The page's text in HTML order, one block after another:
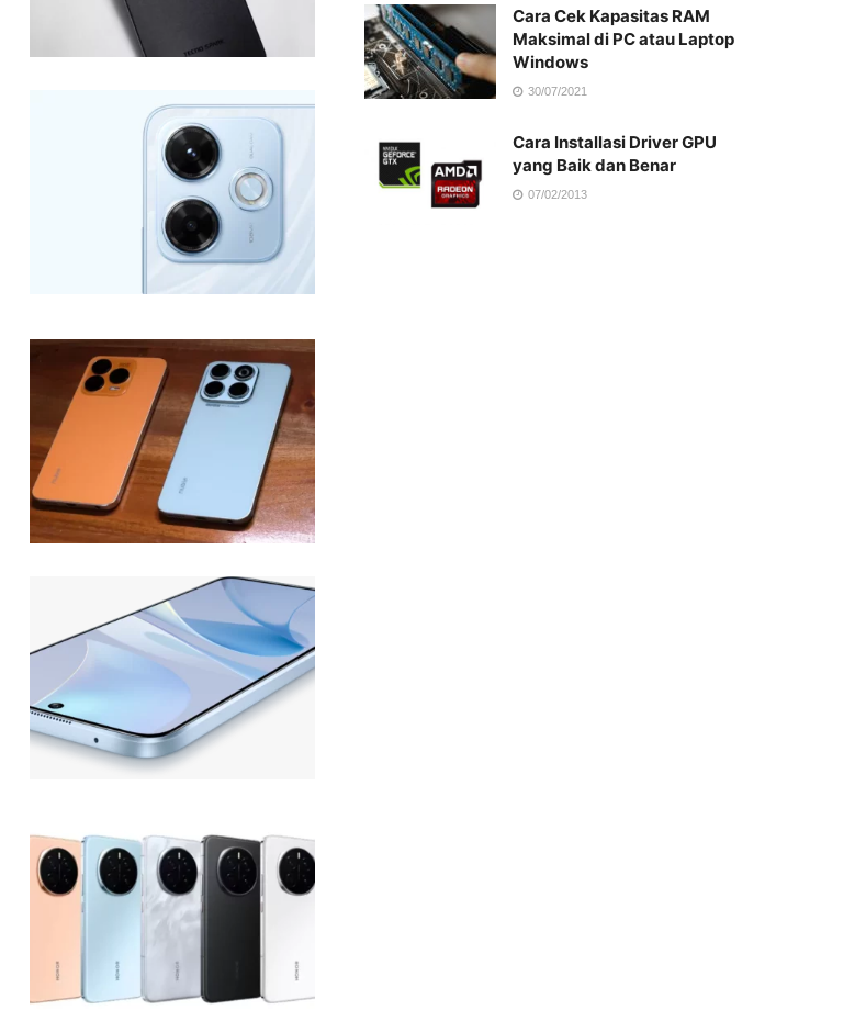
Cara Cek Kapasitas RAM
Maksimal di PC atau Laptop
Windows
30/07/2021
Cara Installasi Driver GPU
yang Baik dan Benar
07/02/2013